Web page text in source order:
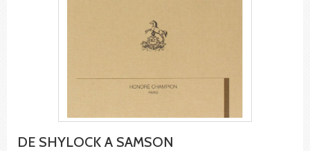
DE SHYLOCK A SAMSON